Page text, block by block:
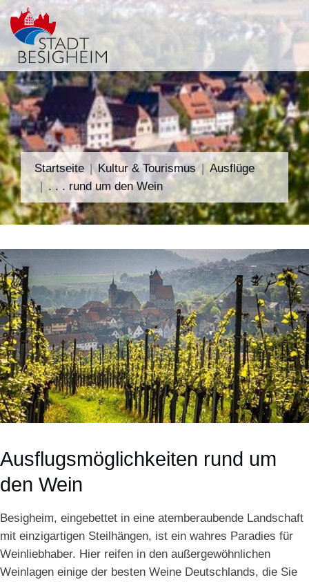
Startseite Kultur & Tourismus
Ausflüge
. . . rund um den Wein
Ausflugsmöglichkeiten rund um
den Wein
Besigheim, eingebettet in eine atemberaubende Landschaft
mit einzigartigen Steilhängen, ist ein wahres Paradies für
Weinliebhaber. Hier reifen in den außergewöhnlichen
Weinlagen einige der besten Weine Deutschlands, die Sie